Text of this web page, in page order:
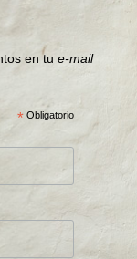
en tu e-mail
* Obligatorio